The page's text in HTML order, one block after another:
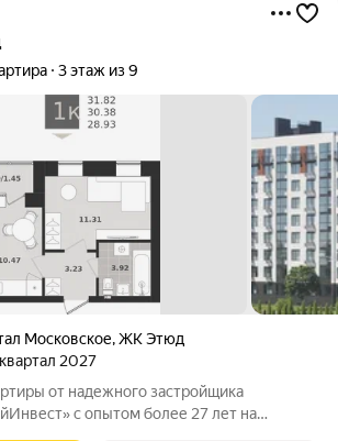
3 этаж из 9
Московское,ЖК Этюд
2027
от надежного застройщика
с опытом более 27 лет на